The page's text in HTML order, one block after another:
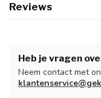
Reviews
Heb je vragen
Neem contact met